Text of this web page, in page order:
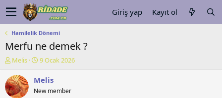
Giriş yap Kayıt ol
Hamilelik Dönemi
Merfu ne demek ?
K
n
u
y
Melis
B
ş
a
9 Ocak 2026
Melis
New member